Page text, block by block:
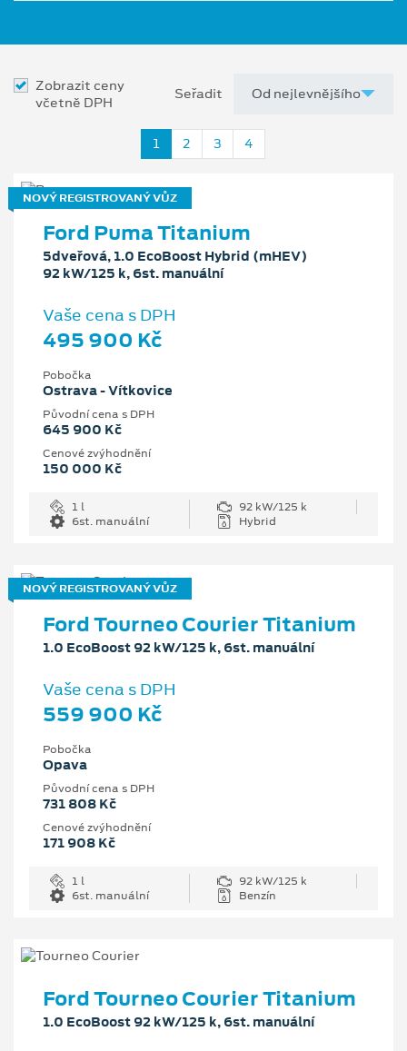
Zobrazit ceny
včetně DPH
Seřadit
1 2 3 4
NOVÝ REGISTROVANÝ VŮZ
Ford Puma Titanium
5dveřová, 1.0 EcoBoost Hybrid (mHEV)
92 kW/125 k, 6st. manuální
Vaše cena s DPH
495 900 Kč
Pobočka
Ostrava - Vítkovice
Původní cena s DPH
645 900 Kč
Cenové zvýhodnění
150 000 Kč
1 l
92 kW/125 k
6st. manuální
Hybrid
NOVÝ REGISTROVANÝ VŮZ
Ford Tourneo Courier Titanium
1.0 EcoBoost 92 kW/125 k, 6st. manuální
Vaše cena s DPH
559 900 Kč
Pobočka
Opava
Původní cena s DPH
731 808 Kč
Cenové zvýhodnění
171 908 Kč
1 l
92 kW/125 k
6st. manuální
Benzín
Ford Tourneo Courier Titanium
1.0 EcoBoost 92 kW/125 k, 6st. manuální